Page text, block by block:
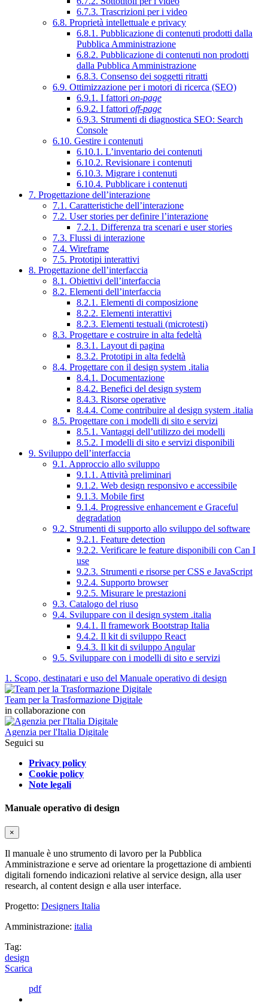
6.7.3. Trascrizioni per i video
6.8. Proprietà intellettuale e privacy
6.8.1. Pubblicazione di contenuti prodotti dalla
Pubblica Amministrazione
6.8.2. Pubblicazione di contenuti non prodotti
dalla Pubblica Amministrazione
6.8.3. Consenso dei soggetti ritratti
6.9. Ottimizzazione per i motori di ricerca (SEO)
6.9.1. I fattori on-page
6.9.2. I fattori off-page
6.9.3. Strumenti di diagnostica SEO: Search
Console
6.10. Gestire i contenuti
6.10.1. L’inventario dei contenuti
6.10.2. Revisionare i contenuti
6.10.3. Migrare i contenuti
6.10.4. Pubblicare i contenuti
7. Progettazione dell’interazione
7.1. Caratteristiche dell’interazione
7.2. User stories per definire l’interazione
7.2.1. Differenza tra scenari e user stories
7.3. Flussi di interazione
7.4. Wireframe
7.5. Prototipi interattivi
8. Progettazione dell’interfaccia
8.1. Obiettivi dell’interfaccia
8.2. Elementi dell’interfaccia
8.2.1. Elementi di composizione
8.2.2. Elementi interattivi
8.2.3. Elementi testuali (microtesti)
8.3. Progettare e costruire in alta fedeltà
8.3.1. Layout di pagina
8.3.2. Prototipi in alta fedeltà
8.4. Progettare con il design system .italia
8.4.1. Documentazione
8.4.2. Benefici del design system
8.4.3. Risorse operative
8.4.4. Come contribuire al design system .italia
8.5. Progettare con i modelli di sito e servizi
8.5.1. Vantaggi dell’utilizzo dei modelli
8.5.2. I modelli di sito e servizi disponibili
9. Sviluppo dell’interfaccia
9.1. Approccio allo sviluppo
9.1.1. Attività preliminari
9.1.2. Web design responsivo e accessibile
9.1.3. Mobile first
9.1.4. Progressive enhancement e Graceful
degradation
9.2. Strumenti di supporto allo sviluppo del software
9.2.1. Feature detection
9.2.2. Verificare le feature disponibili con Can I
use
9.2.3. Strumenti e risorse per CSS e JavaScript
9.2.4. Supporto browser
9.2.5. Misurare le prestazioni
9.3. Catalogo del riuso
9.4. Sviluppare con il design system .italia
9.4.1. Il framework Bootstrap Italia
9.4.2. Il kit di sviluppo React
9.4.3. Il kit di sviluppo Angular
9.5. Sviluppare con i modelli di sito e servizi
1. Scopo, destinatari e uso del Manuale operativo di design
Team per la Trasformazione Digitale
in collaborazione con
Agenzia per l'Italia Digitale
Seguici su
Privacy policy
Cookie policy
Note legali
Manuale operativo di design
×
Il manuale è uno strumento di lavoro per la Pubblica
Amministrazione e serve ad orientare la progettazione di ambienti
digitali fornendo indicazioni relative al service design, alla user
research, al content design e alla user interface.
Progetto: Designers Italia
Amministrazione: italia
Tag:
design
Scarica
pdf